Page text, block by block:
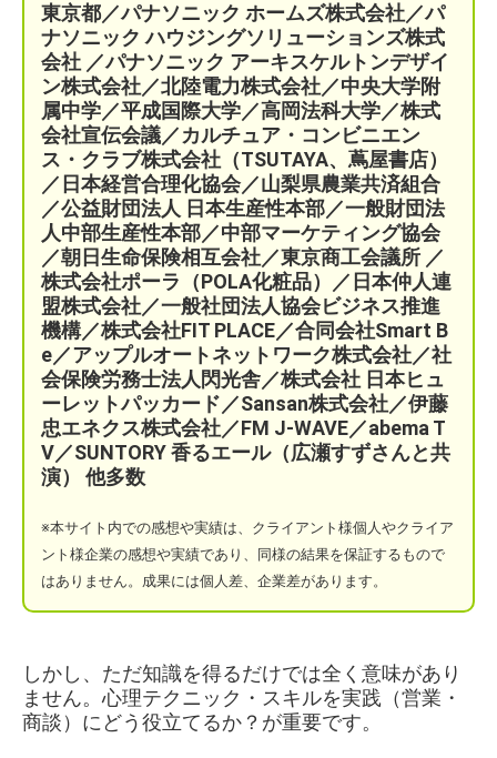
東京都／パナソニック ホームズ株式会社／パ
ナソニック ハウジングソリューションズ株式
会社 ／パナソニック アーキスケルトンデザイ
ン株式会社／北陸電力株式会社／中央大学附
属中学／平成国際大学／高岡法科大学／株式
会社宣伝会議／カルチュア・コンビニエン
ス・クラブ株式会社（TSUTAYA、蔦屋書店）
／ 日本経営合理化協会／山梨県農業共済組合
／公益財団法人 日本生産性本部／一般財団法
人中部生産性本部／中部マーケティング協会
／朝日生命保険相互会社／東京商工会議所 ／
株式会社ポーラ（POLA化粧品）
／日本仲人連
盟株式会社／一般社団法人協会ビジネス推進
機構／株式会社FIT PLACE／合同会社Smart B
e／アップルオートネットワーク株式会社／社
会保険労務士法人閃光舎／株式会社 日本ヒュ
ーレットパッカード／Sansan株式会社／伊藤
忠エネクス株式会社／FM J-WAVE／abema T
V／SUNTORY 香るエール（広瀬すずさんと共
演） 他多数
※本サイト 内での感想や実績は、クライアント様個人やクライア
ント様企業の感想や実績であり、同様の結果を保証するもので
はありません。成果には個人差、企業差があります。
しかし、ただ知識を得るだけでは全く意味があり
ません。心理テクニック・スキルを実践（営業・
商談）にどう役立てるか？が重要です。